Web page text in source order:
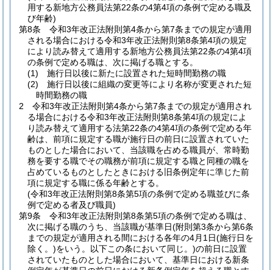
用する新地方公務員法第22条の4第4項の条例で定める職及
び年齢)
第8条
令和3年改正法附則第4条から第7条までの規定が適用
される場合における令和3年改正法附則第8条第4項の規定
により読み替えて適用する新地方公務員法第22条の4第4項
の条例で定める職は、次に掲げる職とする。
(1)
施行日以後に新たに設置された短時間勤務の職
(2)
施行日以後に組織の変更等により名称が変更された短
時間勤務の職
2
令和3年改正法附則第4条から第7条までの規定が適用され
る場合における令和3年改正法附則第8条第4項の規定によ
り読み替えて適用する法第22条の4第4項の条例で定める年
齢は、前項に規定する職が施行日の前日に設置されていた
ものとした場合において、当該職を占める職員が、常時勤
務を要する職でその職務が前項に規定する職と同種の職を
占めているものとしたときにおける旧条例定年に準じた前
項に規定する職に係る年齢とする。
(令和3年改正法附則第8条第5項の条例で定める職並びに条
例で定める者及び職員)
第9条
令和3年改正法附則第8条第5項の条例で定める職は、
次に掲げる職のうち、当該職が基準日(附則第3条から第6条
までの規定が適用される間における各年の4月1日(施行日を
除く。)をいう。以下この条において同じ。)の前日に設置
されていたものとした場合において、基準日における新条